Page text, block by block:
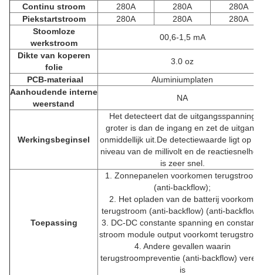
Continu stroom 280A 280A
280A
Piekstartstroom
280A 280A
280A
Stoomloze
werkstroom
00,6-1,5 mA
Dikte van koperen
folie
3.0 oz
PCB-materiaal
Aluminiumplaten
Aanhoudende interne
weerstand
NA
Werkingsbeginsel
Het detecteert dat de uitgangsspanning
groter is dan de ingang en zet de uitgang
onmiddellijk uit.De detectiewaarde ligt op
niveau van de millivolt en de
is zeer snel.
Toepassing
1. Zonnepanelen voorkomen terugstroom
(anti-backflow);
2. Het opladen van de batterij voorkomt
terugstroom (anti-backflow) (anti-backflow);
3. DC-DC constante spanning en constante
stroom module output voorkomt
4. Andere gevallen waarin
terugstroompreventie (anti-backflow)
is